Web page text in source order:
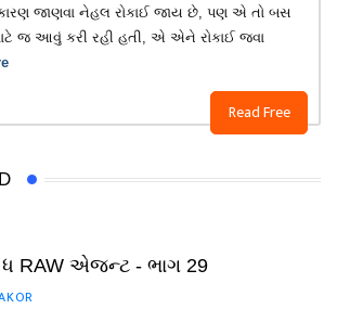
Read Free
જાણવા નેહલ રોકાઈ જાય છે, પણ એ તો બસ
જ આવું કરી રહી હતી, એ એને રોકાઈ જવા
RAW એજન્ટ - ભાગ 29